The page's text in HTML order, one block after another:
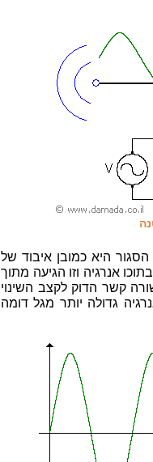
היא כמובן איבוד של
אנרגיה וזו הגיעה מתוך
קשר הדוק לקצב השינוי
גדולה יותר מגל דומה